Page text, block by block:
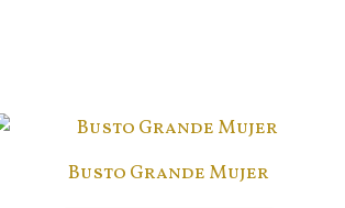
Busto Grande Mujer